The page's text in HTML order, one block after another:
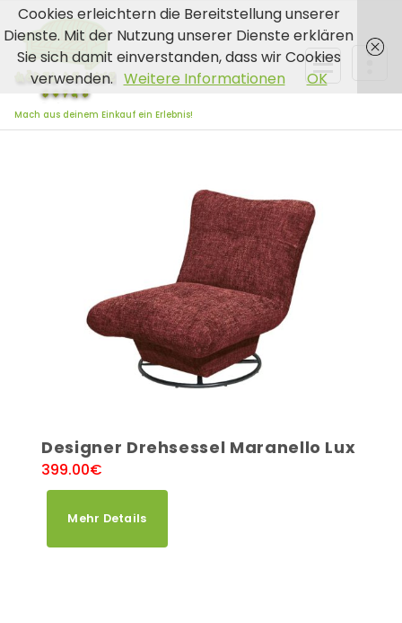
Zum
Inhalt
springen
Mach aus deinem Einkauf ein Erlebnis!
Designer Drehsessel Maranello Lux
399.00€
Mehr Details
Cookies erleichtern die Bereitstellung unserer
Dienste. Mit der Nutzung unserer Dienste erklären
Sie sich damit einverstanden, dass wir Cookies
verwenden. Weitere Informationen OK